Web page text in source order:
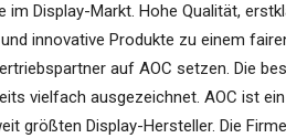
im Display-Markt. Hohe Qualität,
innovative Produkte zu einem
auf AOC setzen. Die
vielfach ausgezeichnet. AOC ist
größten Display-Hersteller. Die